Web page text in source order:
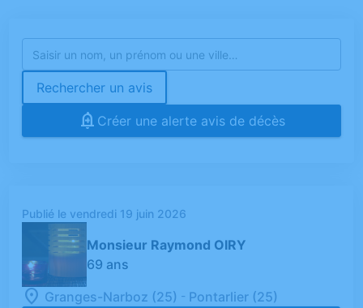
Rechercher un avis
Créer une alerte avis de décès
Publié le vendredi 19 juin 2026
Monsieur Raymond OIRY
69 ans
Granges-Narboz (25) - Pontarlier (25)